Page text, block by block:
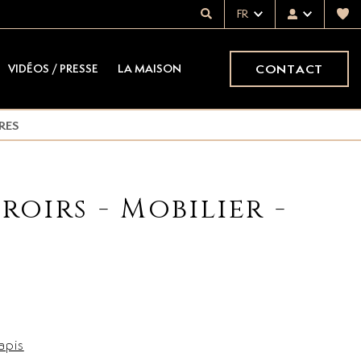
FR
VIDÉOS / PRESSE LA MAISON CONTACT
- Mobilier -